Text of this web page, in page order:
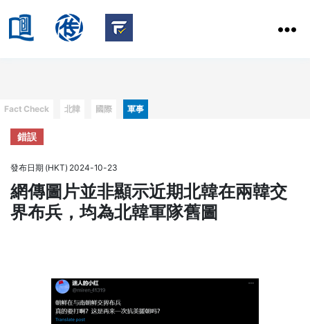
HKBU
of
Communication
Categories
Fact Check 北韓 國際 軍事
錯誤
發布日期 (HKT) 2024-10-23
網傳圖片並非顯示近期北韓在兩韓交
界布兵，均為北韓軍隊舊圖